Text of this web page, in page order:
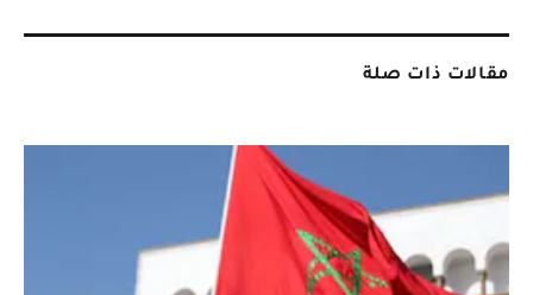
مقالات ذات صلة